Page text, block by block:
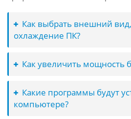
Как выбрать внешний
охлаждение ПК?
Как увеличить мощность
Какие программы будут
компьютере?